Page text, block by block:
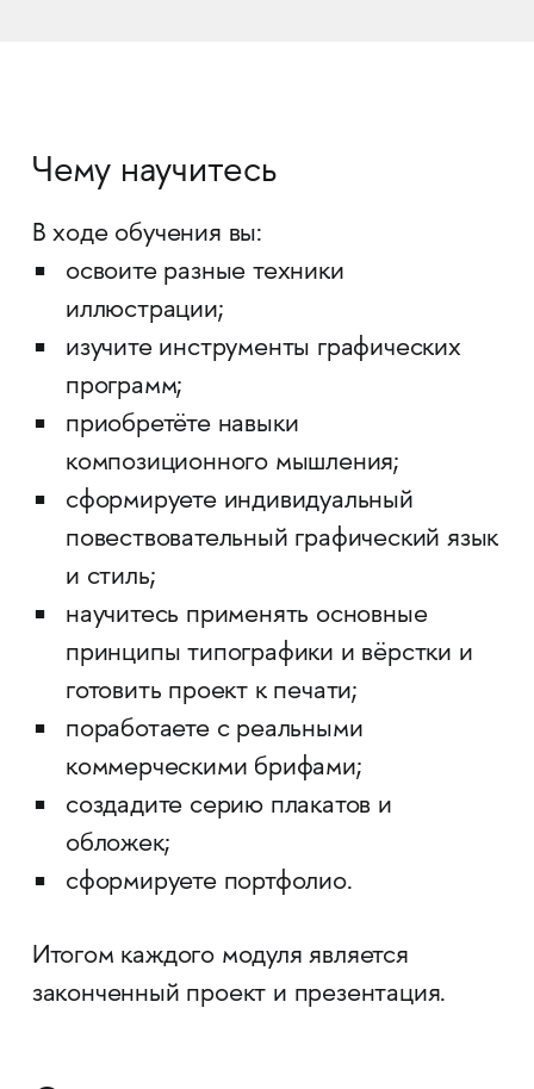
Чему научитесь
В ходе обучения вы:
освоите разные техники
иллюстрации;
изучите инструменты графических
программ;
приобретёте навыки
композиционного мышления;
сформируете индивидуальный
повествовательный графический язык
и стиль;
научитесь применять основные
принципы типографики и вёрстки и
готовить проект к печати;
поработаете с реальными
коммерческими брифами;
создадите серию плакатов и
обложек;
сформируете портфолио.
Итогом каждого модуля является
законченный проект и презентация.